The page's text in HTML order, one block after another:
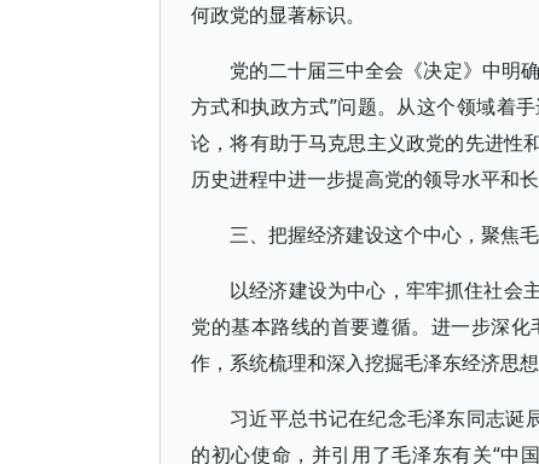
何政党的显著标识。
党的二十届三中全会《决定》中明
方式和执政方式”问题。从这个领域着
论，将有助于马克思主义政党的先进性
历史进程中进一步提高党的领导水平和长
三、把握经济建设这个中心，聚焦
以经济建设为中心，牢牢抓住社会
党的基本路线的首要遵循。进一步深
作，系统梳理和深入挖掘毛泽东经济思
习近平总书记在纪念毛泽东同志诞
的初心使命，并引用了毛泽东有关“中